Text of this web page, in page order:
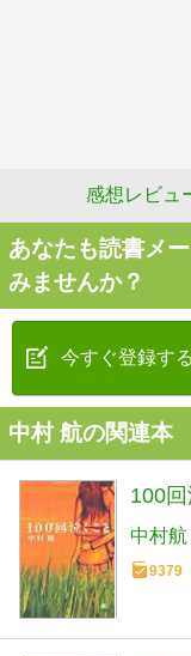
感想レビュ
あなたも読書メ
みませんか？
今すぐ登録す
中村 航の関連本
100
中村航
9379